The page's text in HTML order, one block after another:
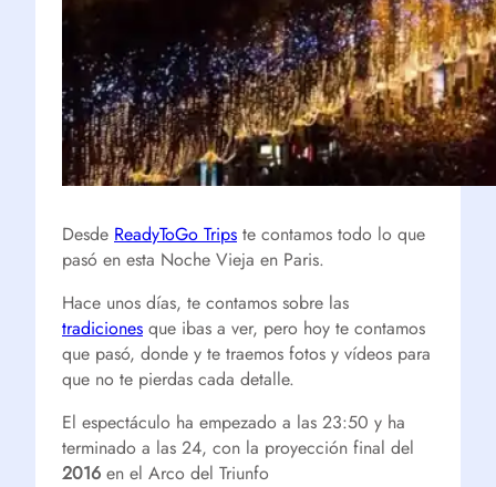
Desde ReadyToGo Trips te contamos todo lo que
pasó en esta Noche Vieja en Paris.
Hace unos días, te contamos sobre las
tradiciones que ibas a ver, pero hoy te contamos
que pasó, donde y te traemos fotos y vídeos para
que no te pierdas cada detalle.
El espectáculo ha empezado a las 23:50 y ha
terminado a las 24, con la proyección final del
2016 en el Arco del Triunfo